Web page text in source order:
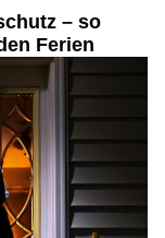
– so
Ferien